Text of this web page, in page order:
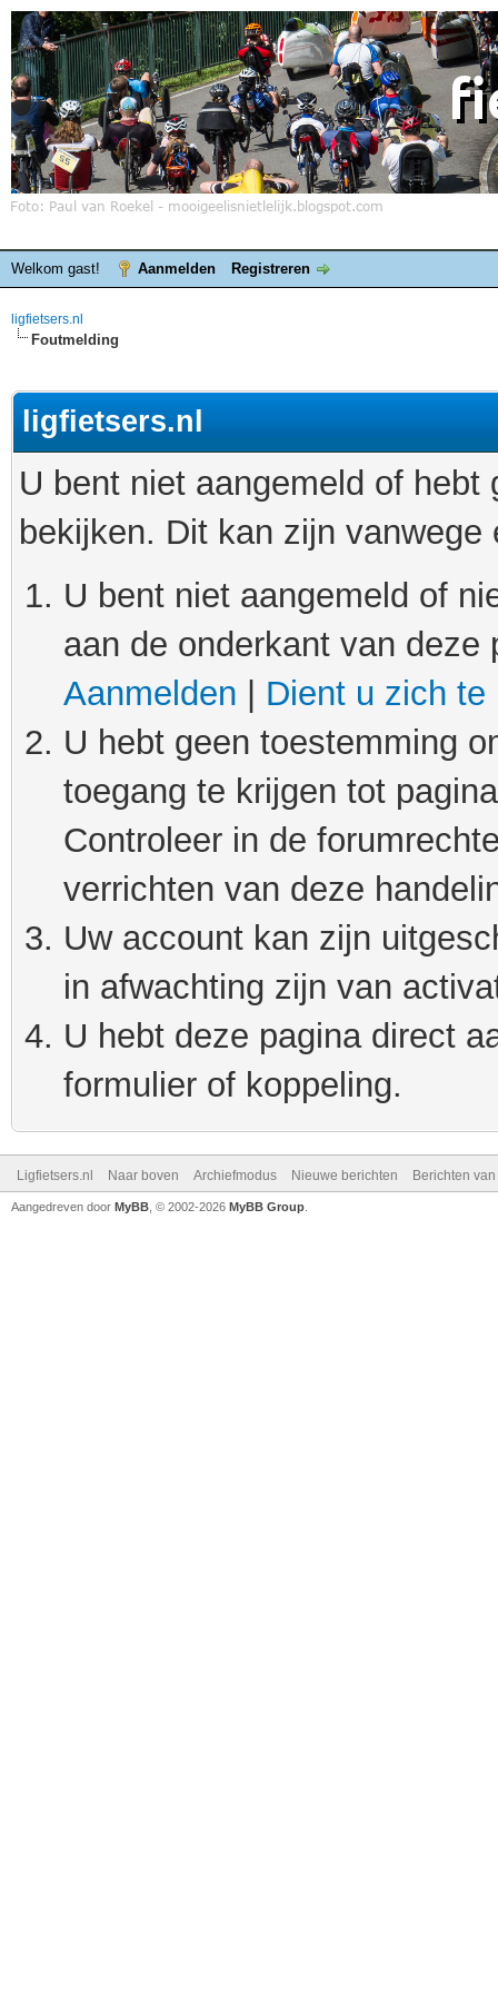
Welkom gast! Aanmelden Registreren
ligfietsers.nl
Foutmelding
ligfietsers.nl
U bent niet aangemeld of
bekijken. Dit kan zijn
U bent niet aangemeld of
aan de onderkant van
Aanmelden
Dient u zich te
U hebt geen toestemming
toegang te krijgen tot
Controleer in de
verrichten van deze
Uw account kan zijn
in afwachting zijn van
U hebt deze pagina direct
formulier of koppeling.
Ligfietsers.nl Naar boven Archiefmodus Nieuwe berichten Berichten
Aangedreven door MyBB , © 2002-2026 MyBB Group